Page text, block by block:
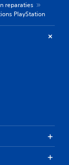
reparaties
PlayStation